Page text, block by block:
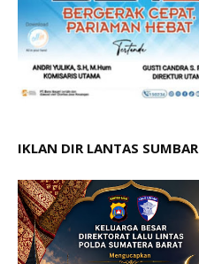
IKLAN DIR LANTAS SUMBAR